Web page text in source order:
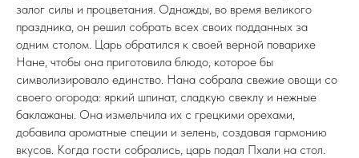
залог силы и процветания. Однажды, во время великого
праздника, он решил собрать всех своих подданных за
одним столом. Царь обратился к своей верной поварихе
Нане, чтобы она приготовила блюдо, которое бы
символизировало единство. Нана собрала свежие овощи со
своего огорода: яркий шпинат, сладкую свеклу и нежные
баклажаны. Она измельчила их с грецкими орехами,
добавила ароматные специи и зелень, создавая гармонию
вкусов. Когда гости собрались, царь подал Пхали на стол.